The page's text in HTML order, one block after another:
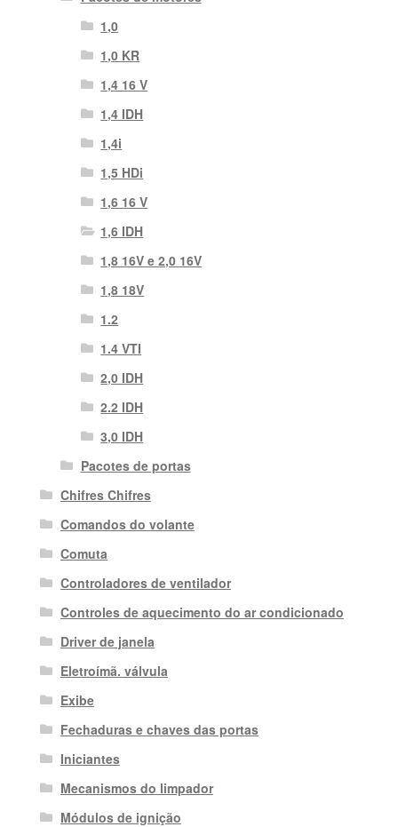
1,0
1,0 KR
1,4 16 V
1,4 IDH
1,4i
1,5 HDi
1,6 16 V
1,6 IDH
1,8 16V e 2,0 16V
1,8 18V
1.2
1.4 VTI
2,0 IDH
2.2 IDH
3,0 IDH
Pacotes de portas
Chifres Chifres
Comandos do volante
Comuta
Controladores de ventilador
Controles de aquecimento do ar condicionado
Driver de janela
Eletroímã. válvula
Exibe
Fechaduras e chaves das portas
Iniciantes
Mecanismos do limpador
Módulos de ignição